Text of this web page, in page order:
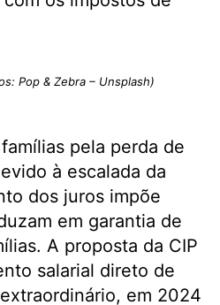
Pop & Zebra – Unsplash)
pela perda de
à escalada da
dos juros impõe
em garantia de
A proposta da CIP
salarial direto de
em 2024